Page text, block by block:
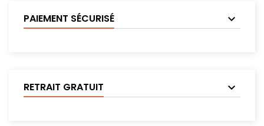
PAIEMENT SÉCURISÉ
RETRAIT GRATUIT